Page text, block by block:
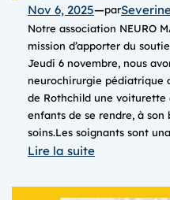
Nov 6, 2025—par
Notre association NEURO
mission d’apporter du
Jeudi 6 novembre, nous
neurochirurgie pédiatrique
de Rothchild une
enfants de se rendre, à
soins.Les soignants sont
Lire la suite:
d’une